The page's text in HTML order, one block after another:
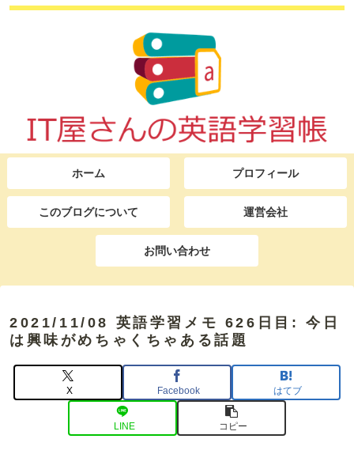
ホーム プロフィール
このブログについて 運営会社
お問い合わせ
2021/11/08 英語学習メモ 626日目: 今日
は興味がめちゃくちゃある話題
X Facebook はてブ
LINE コピー